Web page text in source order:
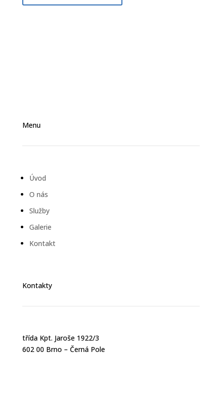
Menu
Úvod
O nás
Služby
Galerie
Kontakt
Kontakty
třída Kpt. Jaroše 1922/3
602 00 Brno – Černá Pole